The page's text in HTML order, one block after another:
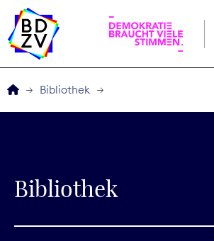
Service
Bibliothek
Bibliothek